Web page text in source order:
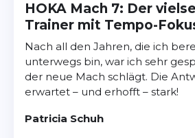
HOKA Mach 7: Der
Trainer mit Tempo-
Nach all den Jahren, die ich
unterwegs bin, war ich sehr
der neue Mach schlägt. Die
erwartet – und erhofft – stark!
Patricia Schuh